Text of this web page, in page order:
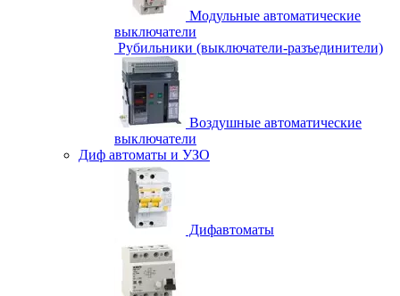
Модульные автоматические
выключатели
Рубильники (выключатели-разъединители)
Воздушные автоматические
выключатели
Диф автоматы и УЗО
Дифавтоматы